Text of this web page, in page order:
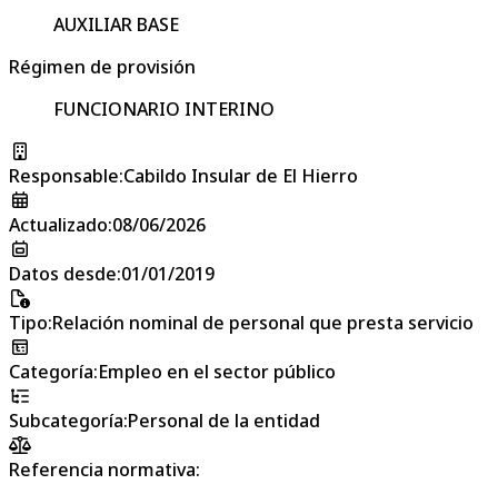
AUXILIAR BASE
Régimen de provisión
FUNCIONARIO INTERINO
Responsable:Cabildo Insular de El Hierro
Actualizado:08/06/2026
Datos desde:01/01/2019
Tipo:Relación nominal de personal que presta servicio
Categoría:Empleo en el sector público
Subcategoría:Personal de la entidad
Referencia normativa: